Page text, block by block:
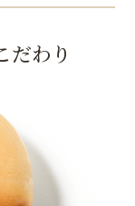
だわり